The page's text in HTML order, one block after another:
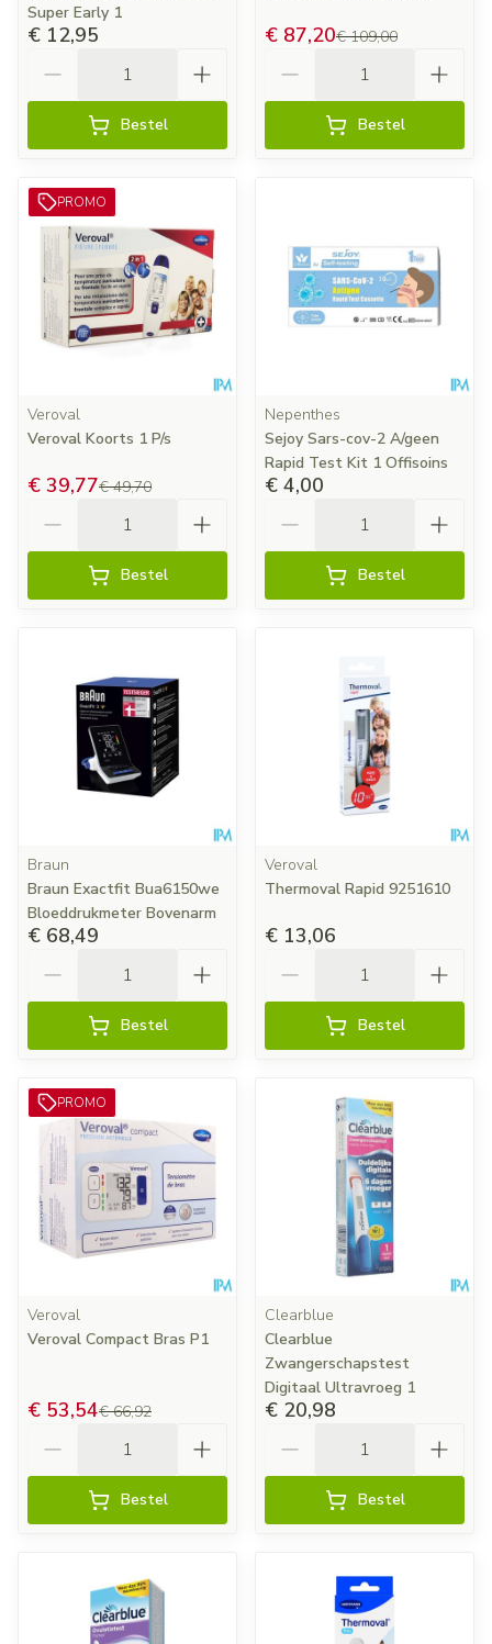
Super Early 1
€ 12,95
Bestel
€ 109,00
€ 87,20
Bestel
PROMO
Veroval
Veroval Koorts 1 P/s
€ 49,70
€ 39,77
Bestel
Nepenthes
Sejoy Sars-cov-2 A/geen
Rapid Test Kit 1 Offisoins
€ 4,00
Bestel
Braun
Braun Exactfit Bua6150we
Bloeddrukmeter Bovenarm
€ 68,49
Bestel
Veroval
Thermoval Rapid 9251610
€ 13,06
Bestel
PROMO
Veroval
Veroval Compact Bras P1
€ 66,92
€ 53,54
Bestel
Clearblue
Clearblue
Zwangerschapstest
Digitaal Ultravroeg 1
€ 20,98
Bestel